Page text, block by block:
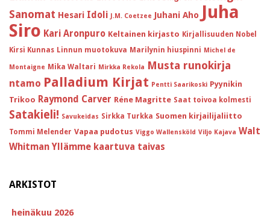
Sanomat Hesari Idoli J.M. Coetzee Juhani Aho Juha
Siro Kari Aronpuro Keltainen kirjasto Kirjallisuuden Nobel
Kirsi Kunnas Linnun muotokuva Marilynin hiuspinni Michel de
Montaigne Mika Waltari Mirkka Rekola Musta runokirja
ntamo Palladium Kirjat Pentti Saarikoski Pyynikin
Trikoo Raymond Carver Réne Magritte Saat toivoa kolmesti
Satakieli! Savukeidas Sirkka Turkka Suomen kirjailijaliitto
Tommi Melender Vapaa pudotus Viggo Wallensköld Viljo Kajava Walt
Whitman Yllämme kaartuva taivas
ARKISTOT
heinäkuu 2026